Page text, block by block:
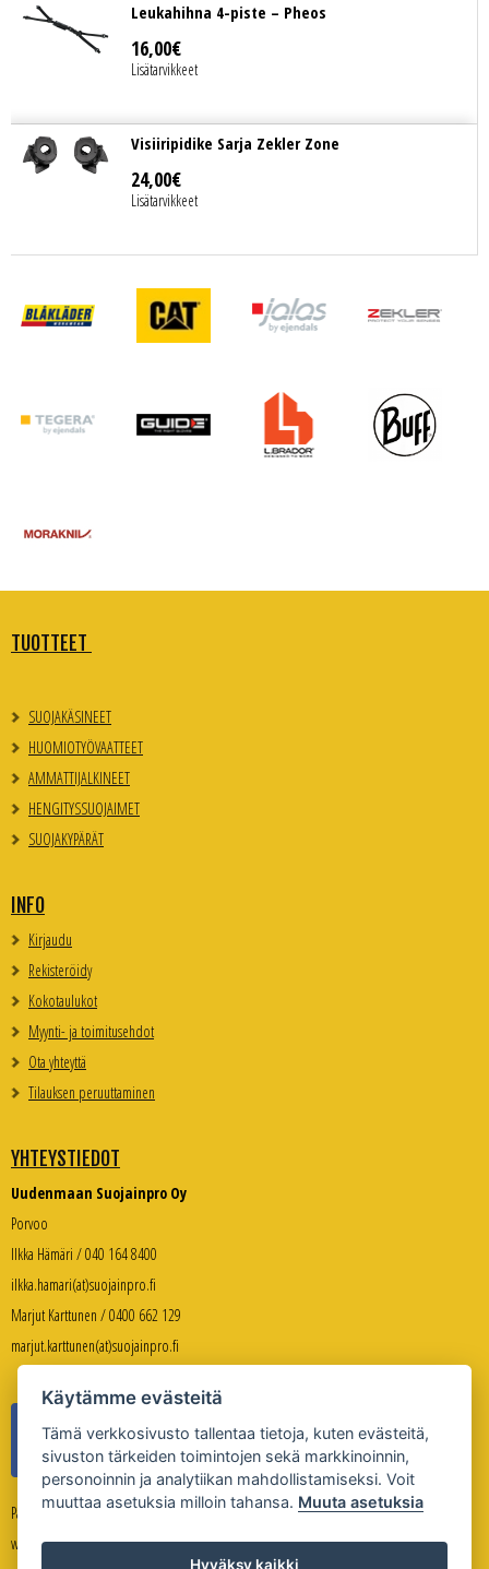
Leukahihna 4-piste – Pheos
16,00€
Lisätarvikkeet
Visiiripidike Sarja Zekler Zone
24,00€
Lisätarvikkeet
TUOTTEET
SUOJAKÄSINEET
HUOMIOTYÖVAATTEET
AMMATTIJALKINEET
HENGITYSSUOJAIMET
SUOJAKYPÄRÄT
INFO
Kirjaudu
Rekisteröidy
Kokotaulukot
Myynti- ja toimitusehdot
Ota yhteyttä
Tilauksen peruuttaminen
YHTEYSTIEDOT
Uudenmaan Suojainpro Oy
Porvoo
Ilkka Hämäri / 040 164 8400
ilkka.hamari(at)suojainpro.fi
Marjut Karttunen / 0400 662 129
marjut.karttunen(at)suojainpro.fi
Palveleva verkkokauppa:
www.suojanpro.fi
Käytämme evästeitä
Tämä verkkosivusto tallentaa tietoja, kuten evästeitä,
sivuston tärkeiden toimintojen sekä markkinoinnin,
personoinnin ja analytiikan mahdollistamiseksi. Voit
muuttaa asetuksia milloin tahansa. Muuta asetuksia
Hyväksy kaikki